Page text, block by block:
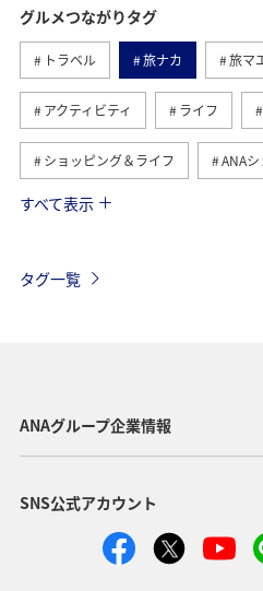
グルメつながりタグ
トラベル 旅ナカ 旅マ
アクティビティ ライフ
ショッピング＆ライフ ANA
ヨーロッパ
福岡県 北陸地方 ANA
東京都 東南アジア・南アジア
四国地方 沖
すべて表示
タグ一覧
ANAグループ企業情報
SNS公式アカウント